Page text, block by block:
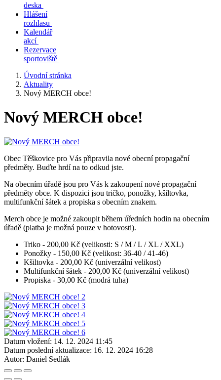
deska
Hlášení
rozhlasu
Kalendář
akcí
Rezervace
sportoviště
Úvodní stránka
Aktuality
Nový MERCH obce!
Nový MERCH obce!
Obec Těškovice pro Vás připravila nové obecní propagační
předměty. Buďte hrdí na to odkud jste.
Na obecním úřadě jsou pro Vás k zakoupení nové propagační
předměty obce. K dispozici jsou tričko, ponožky, kšiltovka,
multifunkční šátek a propiska s obecním znakem.
Merch obce je možné zakoupit během úředních hodin na obecním
úřadě (platba je možná pouze v hotovosti).
Triko - 200,00 Kč (velikosti: S / M / L / XL / XXL)
Ponožky - 150,00 Kč (velikost: 36-40 / 41-46)
Kšiltovka - 200,00 Kč (univerzální velikost)
Multifunkční šátek - 200,00 Kč (univerzální velikost)
Propiska - 30,00 Kč (modrá tuha)
Datum vložení: 14. 12. 2024 11:45
Datum poslední aktualizace: 16. 12. 2024 16:28
Autor: Daniel Sedlák